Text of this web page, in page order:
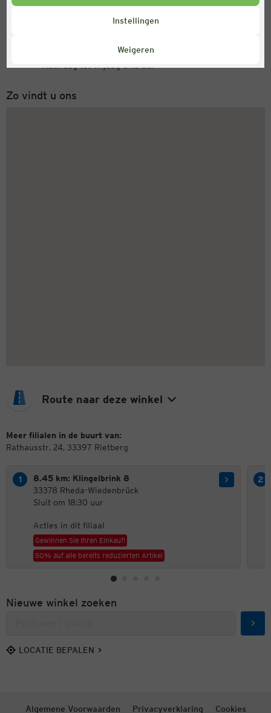
Instellingen
Weigeren
+31 (0) 543 20 50 15
Zo vindt u ons
Route naar deze winkel
Meer filialen in de buurt van:
Rathausstr. 24, 33397 Rietberg
8.45 km: Klingelbrink 8
33378 Rheda-Wiedenbrück
Sluit om 18:30 uur
Acties in dit filiaal
Gewinnen Sie Ihren Einkauf!
50% auf alle bereits reduzierten Artikel
Nieuwe winkel zoeken
LOCATIE BEPALEN
Algemene Voorwaarden Privacyverklaring Cookies